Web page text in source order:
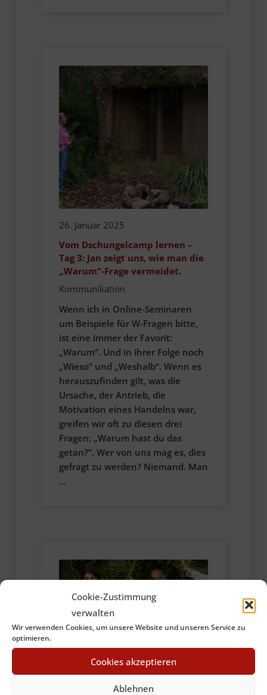
Cookie-Zustimmung
verwalten
Wir verwenden Cookies, um unsere Website und unseren Service zu
optimieren.
Cookies akzeptieren
Ablehnen
26. Januar 2025
Vom Dschungelcamp lernen –
Tag 3: Jan zeigt uns, wie man die
„Warum“-Frage vermeidet.
Kommunikation
Wenn ich in Online-Seminaren
um Beispiele für W-Fragen bitte,
ist eine immer der Favorit:
„Warum“. Und in ihrer Folge noch
„Wieso“ und „Weshalb“. Wenn es
herauszufinden gilt, was die
Ursache, der Antrieb, die
Motivation eines Handelns war,
greifen wir oft zu diesen drei
Fragen: „Warum hast du das
getan?“. Wer von uns mag es, dies
gefragt zu werden? Niemand. Man
…